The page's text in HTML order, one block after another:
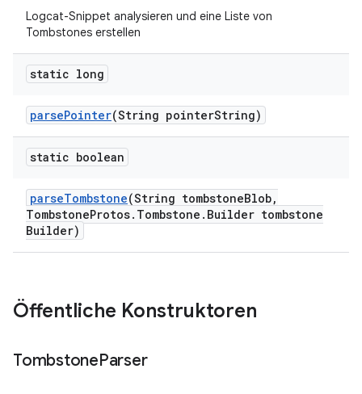
Logcat-Snippet analysieren und eine Liste von
Tombstones erstellen
static long
parsePointer(String pointerString)
static boolean
parseTombstone(String tombstoneBlob,
TombstoneProtos. Tombstone . Builder tombstone
Builder)
Öffentliche Konstruktoren
TombstoneParser